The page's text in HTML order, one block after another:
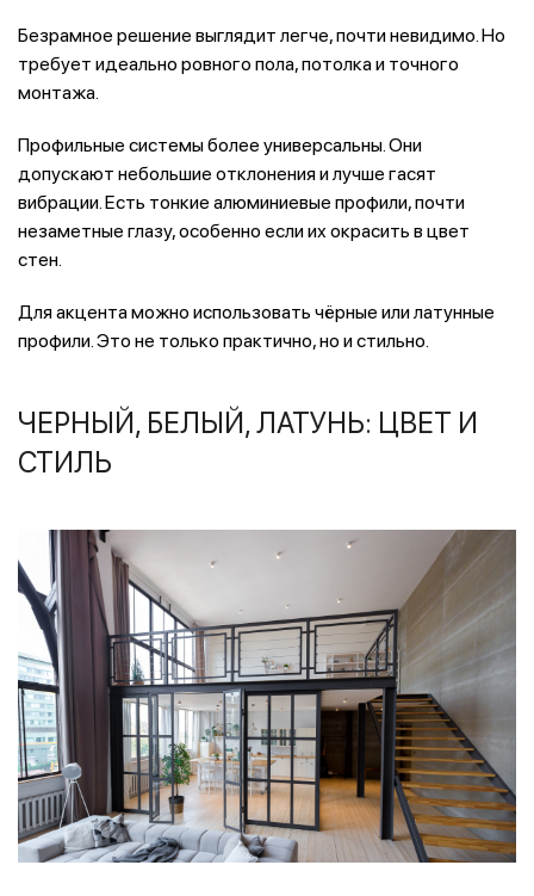
Безрамное решение выглядит легче, почти невидимо. Но
требует идеально ровного пола, потолка и точного
монтажа.
Профильные системы более универсальны. Они
допускают небольшие отклонения и лучше гасят
вибрации. Есть тонкие алюминиевые профили, почти
незаметные глазу, особенно если их окрасить в цвет
стен.
Для акцента можно использовать чёрные или латунные
профили. Это не только практично, но и стильно.
ЧЕРНЫЙ, БЕЛЫЙ, ЛАТУНЬ: ЦВЕТ И
СТИЛЬ